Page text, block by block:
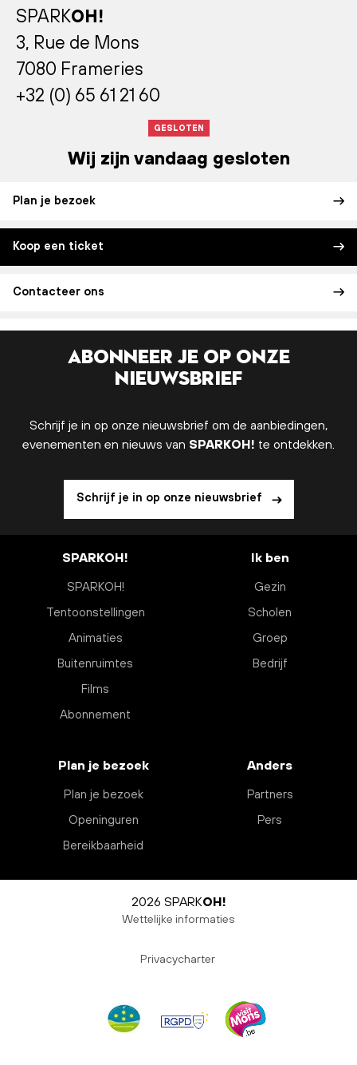
SPARKOH!
3, Rue de Mons
7080 Frameries
+32 (0) 65 61 21 60
GESLOTEN
Wij zijn vandaag gesloten
Plan je bezoek
Koop een ticket
Contacteer ons
Abonneer je op onze
nieuwsbrief
Schrijf je in op onze nieuwsbrief om de aanbiedingen,
evenementen en nieuws van SPARKOH! te ontdekken.
Schrijf je in op onze nieuwsbrief
SPARKOH!
SPARKOH!
Tentoonstellingen
Animaties
Buitenruimtes
Films
Abonnement
Ik ben
Gezin
Scholen
Groep
Bedrijf
Plan je bezoek
Plan je bezoek
Openinguren
Bereikbaarheid
Anders
Partners
Pers
2026 SPARKOH!
Wettelijke informaties
Privacycharter